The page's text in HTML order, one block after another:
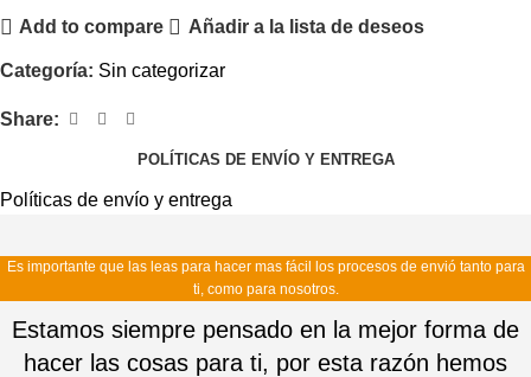
Add to compare
Añadir a la lista de deseos
Categoría: Sin categorizar
Share:
POLÍTICAS DE ENVÍO Y ENTREGA
Políticas de envío y entrega
Es importante que las leas para hacer mas fácil los procesos de envió tanto para
ti, como para nosotros.
Estamos siempre pensado en la mejor forma de
hacer las cosas para ti, por esta razón hemos